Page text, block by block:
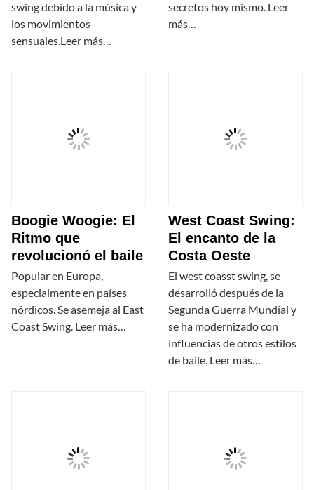
swing debido a la música y
los movimientos
sensuales.Leer más…
secretos hoy mismo. Leer
más…
Boogie Woogie: El
Ritmo que
revolucionó el baile
Popular en Europa,
especialmente en países
nórdicos. Se asemeja al East
Coast Swing. Leer más…
West Coast Swing:
El encanto de la
Costa Oeste
El west coasst swing, se
desarrolló después de la
Segunda Guerra Mundial y
se ha modernizado con
influencias de otros estilos
de baile. Leer más…